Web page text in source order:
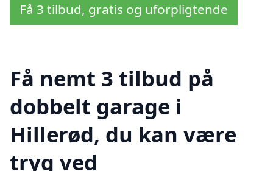
Få 3 tilbud, gratis og uforpligtende
Få nemt 3 tilbud på
dobbelt garage i
Hillerød, du kan være
tryg ved